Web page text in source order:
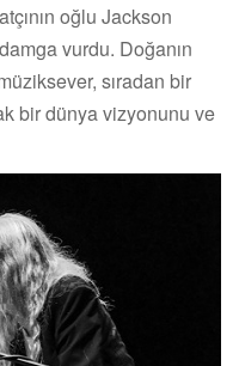
oğlu Jackson
vurdu. Doğanın
sıradan bir
bir dünya vizyonunu ve